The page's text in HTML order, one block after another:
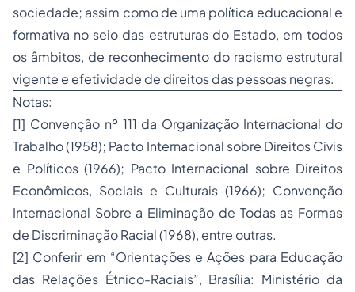
sociedade; assim como de uma política educacional e
formativa no seio das estruturas do Estado, em todos
os âmbitos, de reconhecimento do racismo estrutural
vigente e efetividade de direitos das pessoas negras.
Notas:
[1] Convenção nº 111 da Organização Internacional do
Trabalho (1958); Pacto Internacional sobre Direitos Civis
e Políticos (1966); Pacto Internacional sobre Direitos
Econômicos, Sociais e Culturais (1966); Convenção
Internacional Sobre a Eliminação de Todas as Formas
de Discriminação Racial (1968), entre outras.
[2] Conferir em “Orientações e Ações para Educação
das Relações Étnico-Raciais”, Brasília: Ministério da